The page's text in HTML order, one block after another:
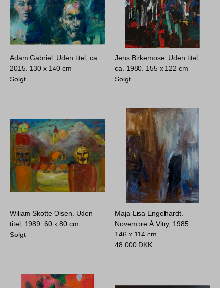
Adam Gabriel. Uden titel, ca.
2015. 130 x 140 cm
Solgt
Jens Birkemose. Uden titel,
ca. 1980. 155 x 122 cm
Solgt
Wiliam Skotte Olsen. Uden
titel, 1989.60 x 80 cm
Solgt
Maja-Lisa Engelhardt.
Novembre Á Vitry, 1985.
146 x 114 cm
48.000 DKK